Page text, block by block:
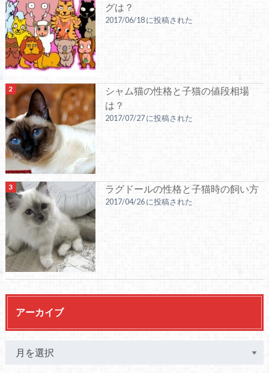
グは？
2017/06/18 に投稿された
シャム猫の性格と子猫の値段相場
は？
2017/07/27 に投稿された
ラグドールの性格と子猫時の飼い方
2017/04/26 に投稿された
アーカイブ